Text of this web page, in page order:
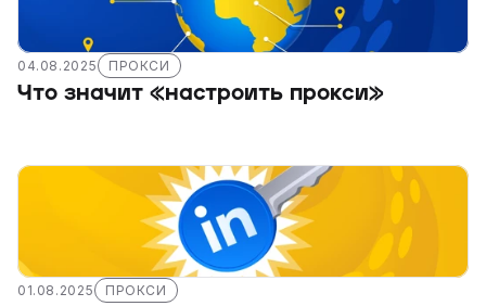
04.08.2025 ПРОКСИ
Что значит «настроить прокси»
01.08.2025 ПРОКСИ